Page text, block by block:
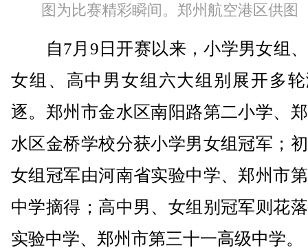
图为比赛精彩瞬间。郑州航空港区供图
自7月9日开赛以来，小学男女组
女组、高中男女组六大组别展开多
逐。郑州市金水区南阳路第二小学、
水区金桥学校分获小学男女组冠军；
女组冠军由河南省实验中学、郑州市
中学摘得；高中男、女组别冠军则花
实验中学、郑州市第三十一高级中学。